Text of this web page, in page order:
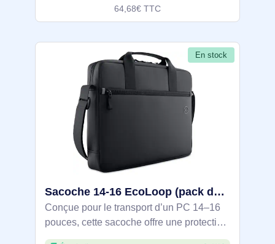
64,68€ TTC
En stock
Sacoche 14-16 EcoLoop (pack de 10 pièces) - CC3624 - DELL-CC3624
Conçue pour le transport d’un PC 14–16
pouces, cette sacoche offre une protection
360° et une organisation efficace: